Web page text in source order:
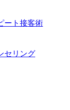
ート接客術
セリング